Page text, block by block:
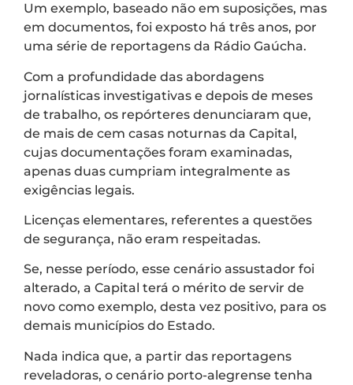
Um exemplo, baseado não em suposições, mas
em documentos, foi exposto há três anos, por
uma série de reportagens da Rádio Gaúcha.
Com a profundidade das abordagens
jornalísticas investigativas e depois de meses
de trabalho, os repórteres denunciaram que,
de mais de cem casas noturnas da Capital,
cujas documentações foram examinadas,
apenas duas cumpriam integralmente as
exigências legais.
Licenças elementares, referentes a questões
de segurança, não eram respeitadas.
Se, nesse período, esse cenário assustador foi
alterado, a Capital terá o mérito de servir de
novo como exemplo, desta vez positivo, para os
demais municípios do Estado.
Nada indica que, a partir das reportagens
reveladoras, o cenário porto-alegrense tenha